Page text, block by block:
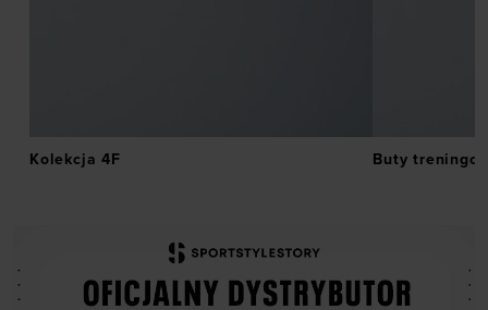
Kolekcja 4F Buty